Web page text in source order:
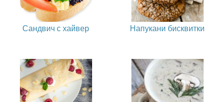
Сандвич с хайвер Напукани бисквитки